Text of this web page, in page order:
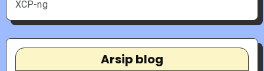
XCP-ng
Arsip blog